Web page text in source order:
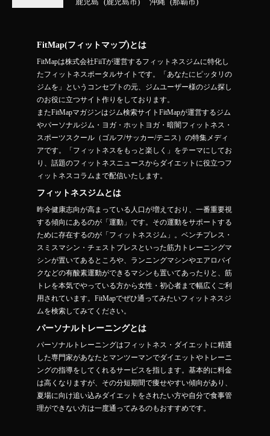
鹿児島
鹿児島市 沖縄 那覇市
FitMap(フィットマップ)とは
FitMapは株式会社FiiTが運営するフィットネスジムに特化し
たフィットネスポータルサイトです。「あなたにピッタリの
ジムを」というコンセプトの元、ジムユーザー様のジム探し
のお役に立つサイト作りをしております。
またFitMapマガジンはジム検索サイトFitMapが運営するジム
やパーソナルジム・ヨガ・ホットヨガ・暗闇フィットネス・
スポーツスクール（ゴルフ/サッカー/テニス）の特集メディ
アです。「フィットネスをもっと楽しく」をテーマにしてお
り、話題のフィットネスニュースからダイエットに役立つフ
ィットネスコラムまで配信いたします。
フィットネスジムとは
昨今健康志向が高まっている人口が増えており、一番重要視
する傾向にあるのが「運動」です。その運動をサポートする
ために存在するのが「フィットネスジム」。ベンチプレス・
スミスマシン・チェストプレスといった筋力トレーニングマ
シンが置いてあるところや、ランニングマシンやエアロバイ
クなどの有酸素運動ができるマシンも置いてあったりと、筋
トレを本気でやっている方から女性・初心者まで幅広くご利
用されています。FitMapでぜひ通ってみたいフィットネスジ
ムを検索してみてください。
パーソナルトレーニングとは
パーソナルトレーニングはフィットネス・ダイエットに精通
した専門家があなたとマンツーマンでダイエットやトレーニ
ングの指導をしてくれるサービスを指します。基本的に料金
は高くなりますが、その分短期間で痩せやすい傾向があり、
夏場に向け追い込みダイエットをされたい方や自分で食事管
理ができない方は一度通ってみるのもおすすめです。